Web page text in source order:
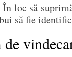
loc să
să fie
de